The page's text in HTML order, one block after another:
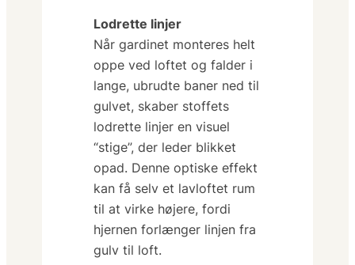
Lodrette linjer
Når gardinet monteres helt
oppe ved loftet og falder i
lange, ubrudte baner ned til
gulvet, skaber stoffets
lodrette linjer en visuel
“stige”, der leder blikket
opad. Denne optiske effekt
kan få selv et lavloftet rum
til at virke højere, fordi
hjernen forlænger linjen fra
gulv til loft.